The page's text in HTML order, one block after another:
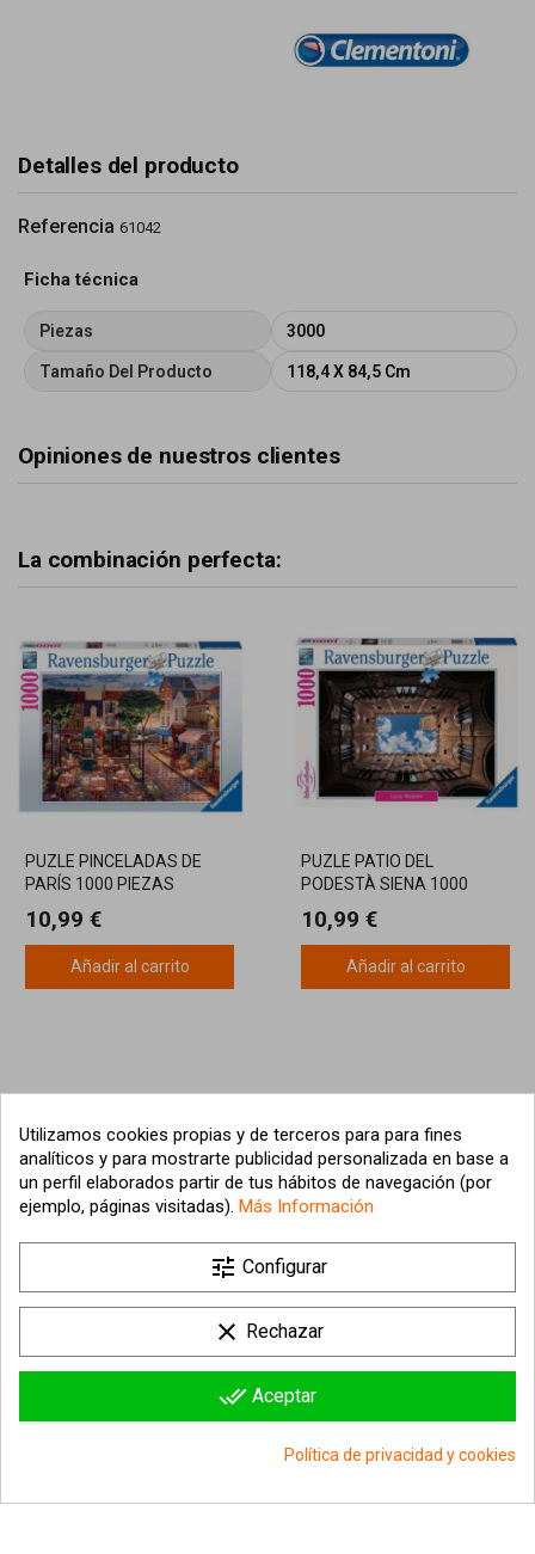
Detalles del producto
Referencia 61042
Ficha técnica
Piezas 3000
Tamaño Del Producto 118,4 X 84,5 Cm
Opiniones de nuestros clientes
La combinación perfecta:
PUZLE PINCELADAS DE
PARÍS 1000 PIEZAS
10,99 €
Añadir al carrito
PUZLE PATIO DEL
PODESTÀ SIENA 1000
10,99 €
Añadir al carrito
Información sobre la tienda 
Utilizamos cookies propias y de terceros para para fines
analíticos y para mostrarte publicidad personalizada en base a
un perfil elaborados partir de tus hábitos de navegación (por
ejemplo, páginas visitadas). Más Información
tune Configurar
clear Rechazar
done_all Aceptar
Política de privacidad y cookies